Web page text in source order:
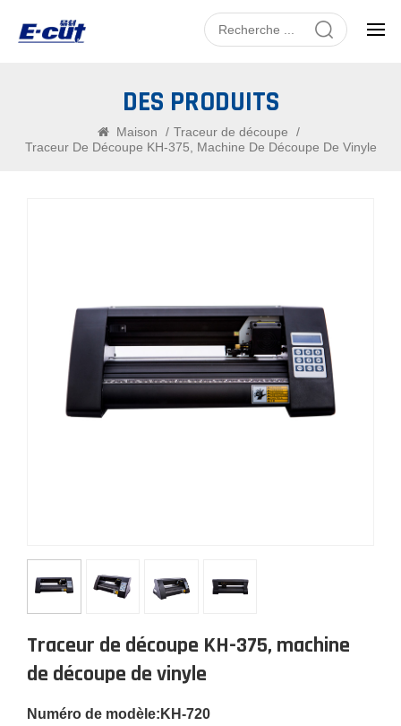
DES PRODUITS
Maison / Traceur de découpe
/
Traceur De Découpe KH-375, Machine De Découpe De Vinyle
Traceur de découpe KH-375, machine
de découpe de vinyle
Numéro de modèle:KH-720